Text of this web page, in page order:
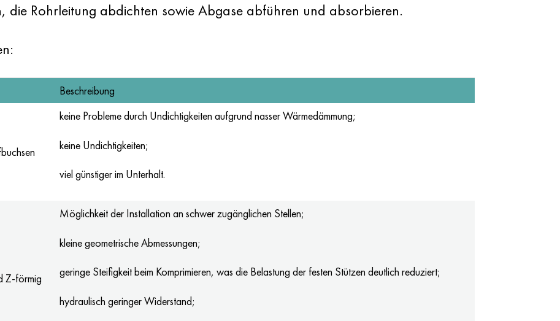
die Rohrleitung abdichten sowie Abgase abführen und absorbieren.
Beschreibung
keine Probleme durch Undichtigkeiten aufgrund nasser Wärmedämmung;
keine Undichtigkeiten;
viel günstiger im Unterhalt.
Z-förmig
Möglichkeit der Installation an schwer zugänglichen Stellen;
kleine geometrische Abmessungen;
geringe Steifigkeit beim Komprimieren, was die Belastung der festen Stützen deutlich reduziert;
hydraulisch geringer Widerstand;